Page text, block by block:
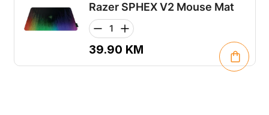
Razer SPHEX V2 Mouse Mat
39.90 KM